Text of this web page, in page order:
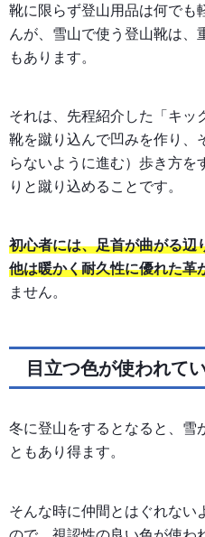
靴に限らず登山用品は何でも
んが、雪山で使う登山靴は、
もあります。
それは、先程紹介した「キッ
靴を蹴り込んで凹みを作り、
らないように進む）歩き方を
りと蹴り込めることです。
初心者には、足首が曲がる辺
他は暖かく耐久性に優れた革
ません。
目立つ色が使われて
冬に登山をするとなると、雪
ともあり得ます。
そんな時に仲間とはぐれない